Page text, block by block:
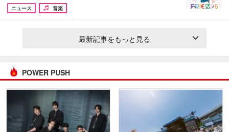
ニュース
音楽
最新記事をもっと見る
POWER PUSH